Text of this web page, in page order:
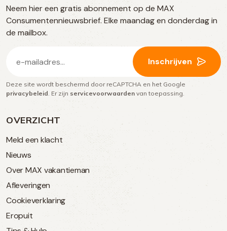
OVERZICHT
Meld een klacht
Nieuws
Over MAX vakantieman
Afleveringen
Cookieverklaring
Eropuit
social
media
Neem hier een gratis abonnement op de MAX
Consumentennieuwsbrief. Elke maandag en donderdag in
de mailbox.
mailadres
(Vereist)
Inschrijven
Deze site wordt beschermd door reCAPTCHA en het Google
privacybeleid . Er zijn servicevoorwaarden van toepassing.